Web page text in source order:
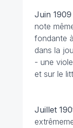
Juin 1909
note
fondante
dans la
- une
et sur le
Juillet